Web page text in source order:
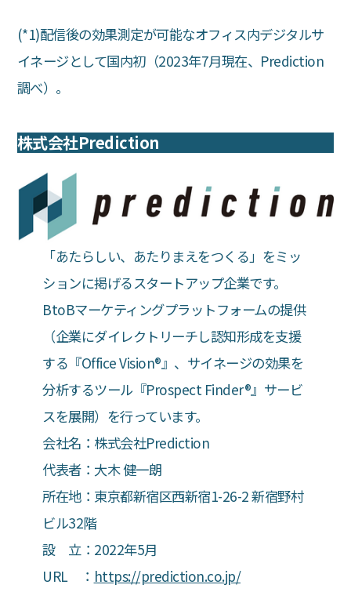
(*1)配信後の効果測定が可能なオフィス内デジタルサ
イネージとして国内初（2023年7月現在、Prediction
調べ）。
株式会社Prediction
「あたらしい、あたりまえをつくる」をミッ
ションに掲げるスタートアップ企業です。
BtoBマーケティングプラットフォームの提供
（企業にダイレクトリーチし認知形成を支援
する『Office Vision®︎』、サイネージの効果を
分析するツール『Prospect Finder®︎』サービ
スを展開）を行っています。
会社名：株式会社Prediction
代表者：大木 健一朗
所在地：東京都新宿区西新宿1-26-2 新宿野村
ビル32階
設 立：2022年5月
URL ： https://prediction.co.jp/